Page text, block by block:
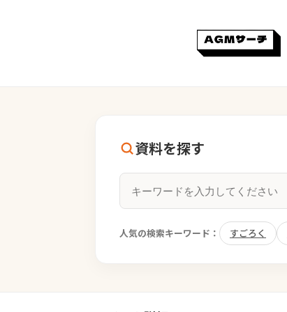
資料を探す
人気の検索キーワード： すごろく